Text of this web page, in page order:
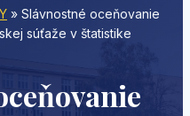
» Slávnostné oceňovanie
súťaže v štatistike